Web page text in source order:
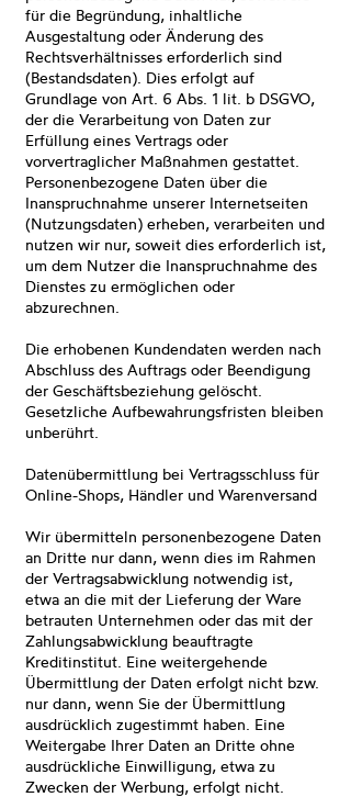
für die Begründung, inhaltliche
Ausgestaltung oder Änderung des
Rechtsverhältnisses erforderlich sind
(Bestandsdaten). Dies erfolgt auf
Grundlage von Art. 6 Abs. 1 lit. b DSGVO,
der die Verarbeitung von Daten zur
Erfüllung eines Vertrags oder
vorvertraglicher Maßnahmen gestattet.
Personenbezogene Daten über die
Inanspruchnahme unserer Internetseiten
(Nutzungsdaten) erheben, verarbeiten und
nutzen wir nur, soweit dies erforderlich ist,
um dem Nutzer die Inanspruchnahme des
Dienstes zu ermöglichen oder
abzurechnen.
Die erhobenen Kundendaten werden nach
Abschluss des Auftrags oder Beendigung
der Geschäftsbeziehung gelöscht.
Gesetzliche Aufbewahrungsfristen bleiben
unberührt.
Datenübermittlung bei Vertragsschluss für
Online-Shops, Händler und Warenversand
Wir übermitteln personenbezogene Daten
an Dritte nur dann, wenn dies im Rahmen
der Vertragsabwicklung notwendig ist,
etwa an die mit der Lieferung der Ware
betrauten Unternehmen oder das mit der
Zahlungsabwicklung beauftragte
Kreditinstitut. Eine weitergehende
Übermittlung der Daten erfolgt nicht bzw.
nur dann, wenn Sie der Übermittlung
ausdrücklich zugestimmt haben. Eine
Weitergabe Ihrer Daten an Dritte ohne
ausdrückliche Einwilligung, etwa zu
Zwecken der Werbung, erfolgt nicht.